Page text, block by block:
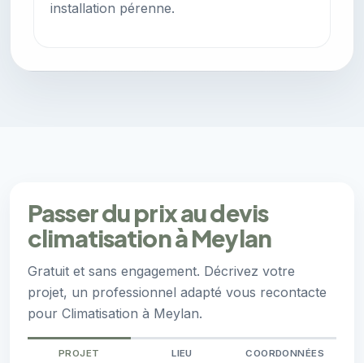
installation pérenne.
Passer du prix au devis
climatisation à Meylan
Gratuit et sans engagement. Décrivez votre
projet, un professionnel adapté vous recontacte
pour Climatisation à Meylan.
PROJET LIEU COORDONNÉES